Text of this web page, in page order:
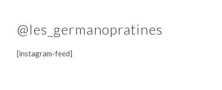
@les_germanopratines
[instagram-feed]